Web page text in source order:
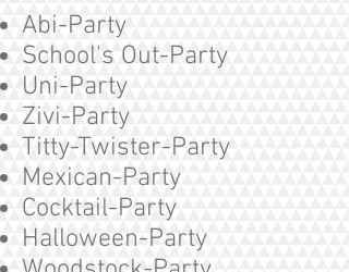
Abi-Party
School's Out-Party
Uni-Party
Zivi-Party
Titty-Twister-Party
Mexican-Party
Cocktail-Party
Halloween-Party